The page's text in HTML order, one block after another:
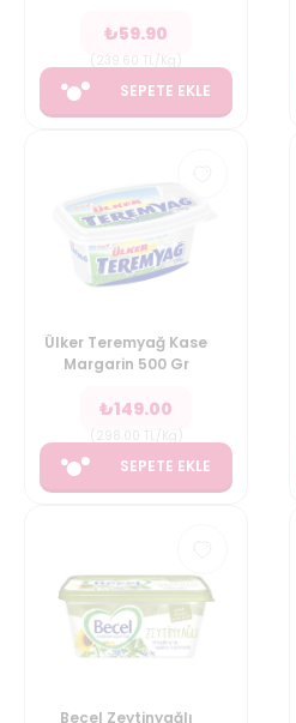
₺59.90
SEPETE EKLE
Ülker Teremyağ Kase
Margarin 500 Gr
₺149.00
SEPETE EKLE
Becel Zeytinyağlı